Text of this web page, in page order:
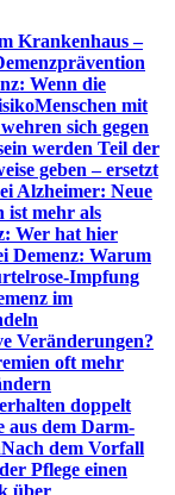
Krankenhaus –
Wenn die
Menschen mit
sich gegen
werden Teil der
geben – ersetzt
Alzheimer: Neue
ist mehr als
Wer hat hier
Demenz: Warum
Impfung
im
Veränderungen?
oft mehr
doppelt
aus dem Darm-
Nach dem Vorfall
Pflege einen
über